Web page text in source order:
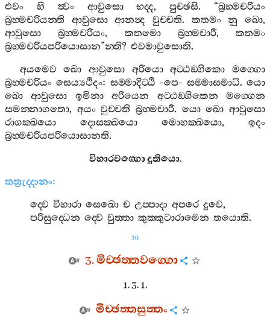
එවං
හි ත්‍වං ආවුසො භද‍්ද,පුච‍්ඡසි. “බ්‍රහ‍්මචරියං
බ්‍රහ‍්මචරියන‍්ති
ආවුසො ආනන්‍ද වුච‍්චති. කතමං නු ඛො,
ආවුසො
බ්‍රහ‍්මචරියං, කතමො බ්‍රහ‍්මචාරී, කතමං
බ්‍රහ‍්මචරියපරියොසාන”න‍්ති? එවමාවුසොති.
අයමෙව
ඛො ආවුසො අරියො අට‍්ඨඞ‍්ගිකො
මග‍්ගො
බ්‍රහ‍්මචරියං සෙය්‍යථිදං: සම‍්මාදිට‍්ඨි -පෙ- සම‍්මාසමාධි. යො
ඛො
ආවුසො ඉමිනා අරියෙන අට‍්ඨඞ‍්ගිකෙන
මග‍්ගෙන
සමන‍්නාගතො, අයං වුච‍්චති බ්‍රහ‍්මචාරී. යො ඛො ආවුසො
රාගක‍්ඛයො
දොසක‍්ඛයො මොහක‍්ඛයො, ඉදං
බ්‍රහ‍්මචරියපරියොසානති.
විහාරවග‍්ගොදුතියො.
තත්‍රුද‍්දානං:
ද‍්වෙ විහාරා සෙඛො ච උප‍්පාදා අපරෙ දුවෙ,
පරිසුද‍්ධෙන ද‍්වෙ වුත‍්තා කුක‍්කුටාරාමෙන තයොති.
30
3.මිච‍්ඡත‍්තවග‍්ගො
1. 3. 1.
මිච‍්ඡත‍්තසුත‍්තං